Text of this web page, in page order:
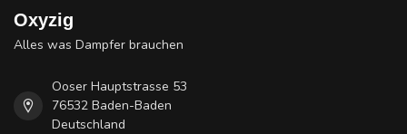
Oxyzig
Alles was Dampfer brauchen
Ooser Hauptstrasse 53
76532 Baden-Baden
Deutschland